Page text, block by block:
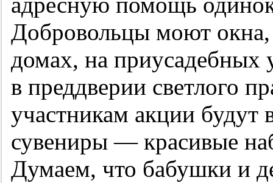
Добровольцы моют окна,
домах, на приусадебных
в преддверии светлого
участникам акции будут
сувениры — красивые
Думаем, что бабушки и